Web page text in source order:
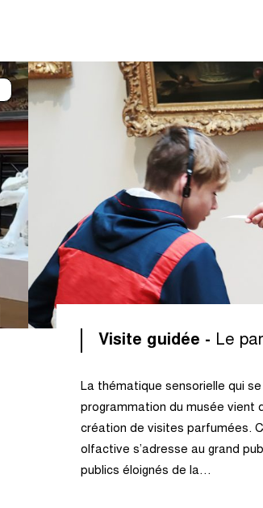
Visite guidée - Le
La thématique sensorielle qui
programmation du musée vient
création de visites parfumées.
olfactive s’adresse au grand
publics éloignés de la…